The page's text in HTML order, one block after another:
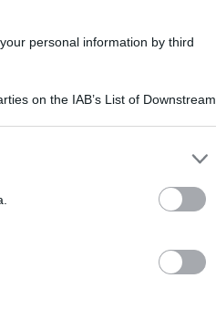
personal information by third
on the IAB’s List of Downstream
behaviour. You may click to grant or
data for below specified purposes
lo
alle già
del
nostro